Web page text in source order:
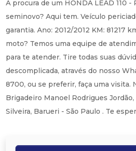
A procura de um HONDA LEAD 110 -
seminovo? Aqui tem. Veículo
garantia. Ano: 2012/2012 KM: 81217
moto? Temos uma equipe de
para te atender. Tire todas suas
descomplicada, através do nosso
8700, ou se preferir, faça uma visita.
Brigadeiro Manoel Rodrigues Jordão,
Silveira, Barueri - São Paulo . Te